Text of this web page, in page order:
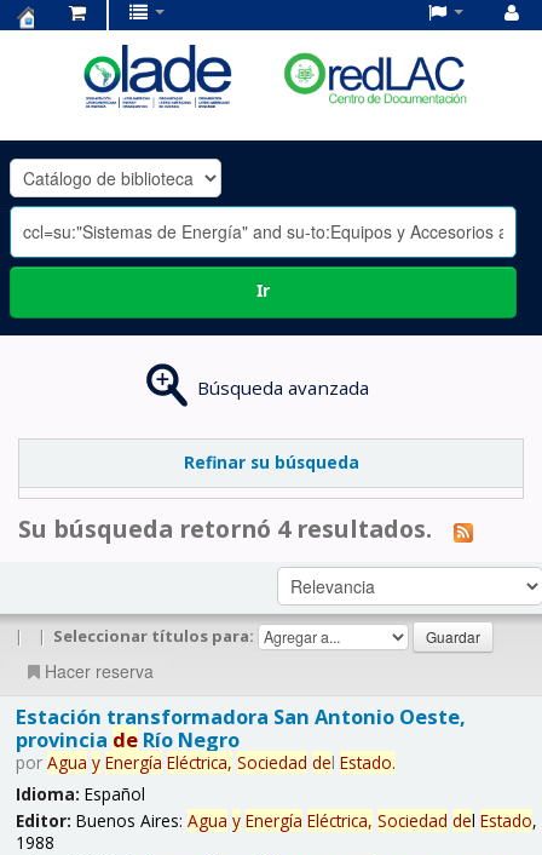
OLADE
-
Ir
Búsqueda avanzada
Refinar su búsqueda
Su búsqueda retornó 4 resultados.
| | Seleccionar títulos para:
Hacer reserva
Estación transformadora San Antonio Oeste,
provincia deRío Negro
por Agua y Energía Eléctrica, Sociedad del Estado.
Idioma: Español
Editor: Buenos Aires: Agua y Energía Eléctrica, Sociedad del Estado,
1988